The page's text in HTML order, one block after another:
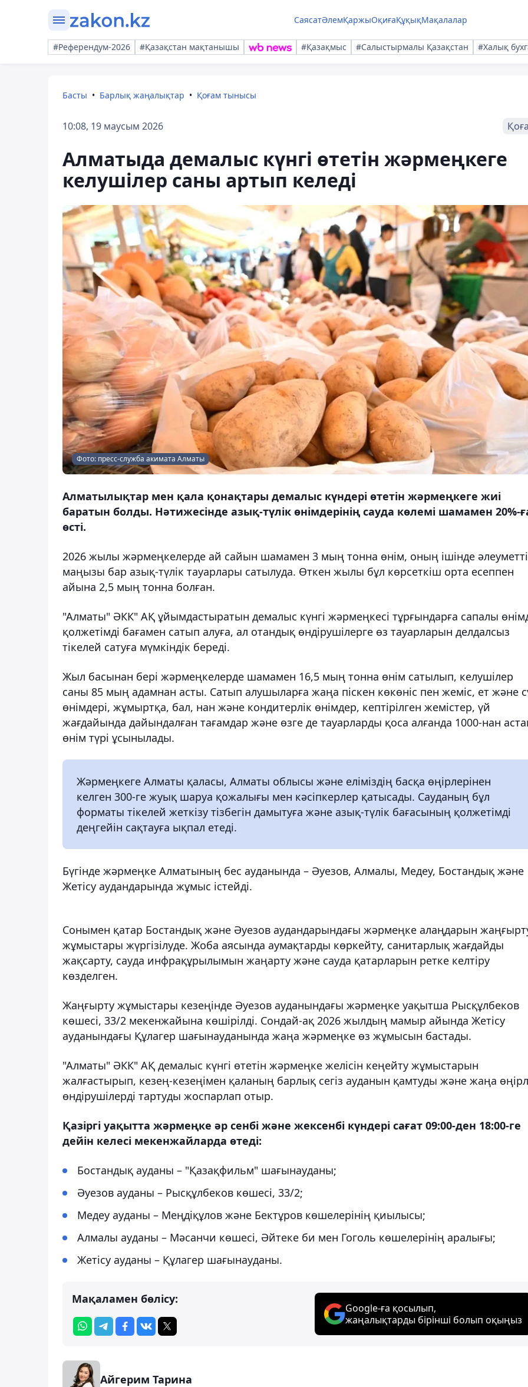
СаясатӘлемҚаржыОқиғаҚұқықМақалалар
#Референдум-2026 #Қазақстан мақтанышы #Қазақмыс #Салыстырмалы Қазақстан #Халық
Басты Барлық жаңалықтар Қоғам тынысы
10:08, 19 маусым 2026
Алматыда демалыс күнгі өтетін жәрмеңкеге
келушілер саны артып келеді
Фото: пресс-служба акимата Алматы
Алматылықтар мен қала қонақтары демалыс күндері өтетін жәрмеңкеге жиі
баратын болды. Нәтижесінде азық-түлік өнімдерінің сауда көлемі шамамен 20%-
өсті.
2026 жылы жәрмеңкелерде ай сайын шамамен 3 мың тонна өнім, оның ішінде
маңызы бар азық-түлік тауарлары сатылуда. Өткен жылы бұл көрсеткіш орта есеппен
айына 2,5 мың тонна болған.
"Алматы" ӘКК" АҚ ұйымдастыратын демалыс күнгі жәрмеңкесі тұрғындарға сапалы
қолжетімді бағамен сатып алуға, ал отандық өндірушілерге өз тауарларын делдалсыз
тікелей сатуға мүмкіндік береді.
Жыл басынан бері жәрмеңкелерде шамамен 16,5 мың тонна өнім сатылып, келушілер
саны 85 мың адамнан асты. Сатып алушыларға жаңа піскен көкөніс пен жеміс, ет және
өнімдері, жұмыртқа, бал, нан және кондитерлік өнімдер, кептірілген жемістер, үй
жағдайында дайындалған тағамдар және өзге де тауарларды қоса алғанда 1000-нан
өнім түрі ұсынылады.
Жәрмеңкеге Алматы қаласы, Алматы облысы және еліміздің басқа өңірлерінен
келген 300-ге жуық шаруа қожалығы мен кәсіпкерлер қатысады. Сауданың бұл
форматы тікелей жеткізу тізбегін дамытуға және азық-түлік бағасының қолжетімді
деңгейін сақтауға ықпал етеді.
Бүгінде жәрмеңке Алматының бес ауданында – Әуезов, Алмалы, Медеу, Бостандық және
Жетісу аудандарында жұмыс істейді.
Сонымен қатар Бостандық және Әуезов аудандарындағы жәрмеңке алаңдарын
жұмыстары жүргізілуде. Жоба аясында аумақтарды көркейту, санитарлық жағдайды
жақсарту, сауда инфрақұрылымын жаңарту және сауда қатарларын ретке келтіру
көзделген.
Жаңғырту жұмыстары кезеңінде Әуезов ауданындағы жәрмеңке уақытша Рысқұлбеков
көшесі, 33/2 мекенжайына көшірілді. Сондай-ақ 2026 жылдың мамыр айында Жетісу
ауданындағы Құлагер шағынауданында жаңа жәрмеңке өз жұмысын бастады.
"Алматы" ӘКК" АҚ демалыс күнгі өтетін жәрмеңке желісін кеңейту жұмыстарын
жалғастырып, кезең-кезеңімен қаланың барлық сегіз ауданын қамтуды және жаңа
өндірушілерді тартуды жоспарлап отыр.
Қазіргі уақытта жәрмеңке әр сенбі және жексенбі күндері сағат 09:00-ден 18:00-ге
дейін келесі мекенжайларда өтеді:
Бостандық ауданы – "Қазақфильм" шағынауданы;
Әуезов ауданы – Рысқұлбеков көшесі, 33/2;
Медеу ауданы – Меңдіқұлов және Бектұров көшелерінің қиылысы;
Алмалы ауданы – Мәсанчи көшесі, Әйтеке би мен Гоголь көшелерінің аралығы;
Жетісу ауданы – Құлагер шағынауданы.
Мақаламен бөлісу:
Google-ға қосылып,
жаңалықтарды бірінші болып оқыңыз
Айгерим Тарина